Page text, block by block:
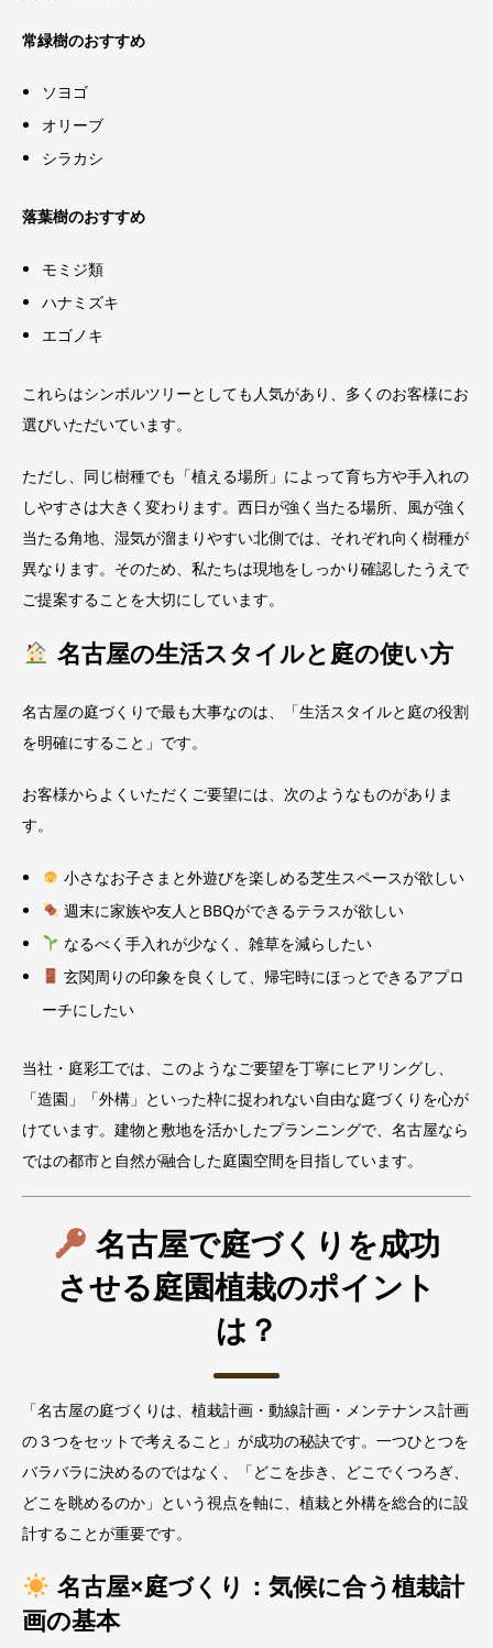
常緑樹のおすすめ
ソヨゴ
オリーブ
シラカシ
落葉樹のおすすめ
モミジ類
ハナミズキ
エゴノキ
これらはシンボルツリーとしても人気があり、多くのお客様にお
選びいただいています。
ただし、同じ樹種でも「植える場所」によって育ち方や手入れの
しやすさは大きく変わります。西日が強く当たる場所、風が強く
当たる角地、湿気が溜まりやすい北側では、それぞれ向く樹種が
異なります。そのため、私たちは現地をしっかり確認したうえで
ご提案することを大切にしています。
名古屋の生活スタイルと庭の使い方
名古屋の庭づくりで最も大事なのは、「生活スタイルと庭の役割
を明確にすること」です。
お客様からよくいただくご要望には、次のようなものがありま
す。
小さなお子さまと外遊びを楽しめる芝生スペースが欲しい
週末に家族や友人とBBQができるテラスが欲しい
なるべく手入れが少なく、雑草を減らしたい
玄関周りの印象を良くして、帰宅時にほっとできるアプロ
ーチにしたい
当社・庭彩工では、このようなご要望を丁寧にヒアリングし、
「造園」「外構」といった枠に捉われない自由な庭づくりを心が
けています。建物と敷地を活かしたプランニングで、名古屋なら
ではの都市と自然が融合した庭園空間を目指しています。
名古屋で庭づくりを成功
させる庭園植栽のポイント
は？
「名古屋の庭づくりは、植栽計画・動線計画・メンテナンス計画
の３つをセットで考えること」が成功の秘訣です。一つひとつを
バラバラに決めるのではなく、「どこを歩き、どこでくつろぎ、
どこを眺めるのか」という視点を軸に、植栽と外構を総合的に設
計することが重要です。
名古屋×庭づくり：気候に合う植栽計
画の基本